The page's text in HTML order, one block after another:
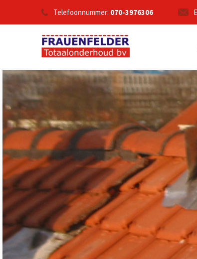
Telefoonnummer: 070-3976306